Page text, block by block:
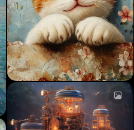
Caricamento...